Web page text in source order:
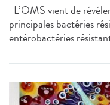
L’OMS vient de
principales bactéries
entérobactéries